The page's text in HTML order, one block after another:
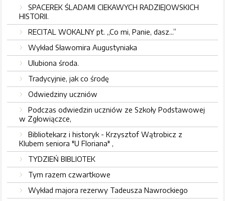
SPACEREK ŚLADAMI CIEKAWYCH RADZIEJOWSKICH
HISTORII.
RECITAL WOKALNY pt. „Co mi, Panie, dasz...”
Wykład Sławomira Augustyniaka
Ulubiona środa.
Tradycyjnie, jak co środę
Odwiedziny uczniów
Podczas odwiedzin uczniów ze Szkoły Podstawowej
w Zgłowiączce,
Bibliotekarz i historyk - Krzysztof Wątrobicz z
Klubem seniora "U Floriana" ,
TYDZIEŃ BIBLIOTEK
Tym razem czwartkowe
Wykład majora rezerwy Tadeusza Nawrockiego